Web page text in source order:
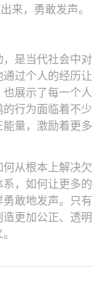
来，勇敢发声。
是当代社会中对
过个人的经历让
展示了每一个人
行为面临着不少
量，激励着更多
从根本上解决欠
，如何让更多的
敢地发声。只有
更加公正、透明